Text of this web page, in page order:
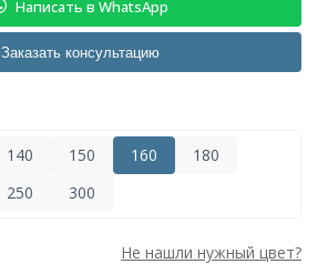
Написать в WhatsApp
Заказать консультацию
140 150 160
180
250 300
Не нашли нужный цвет?